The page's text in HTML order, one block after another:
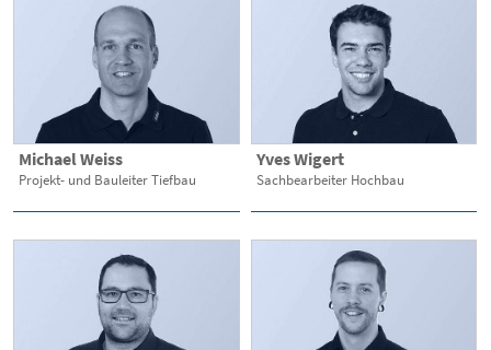
Michael Weiss
Projekt- und Bauleiter Tiefbau
Yves Wigert
Sachbearbeiter Hochbau